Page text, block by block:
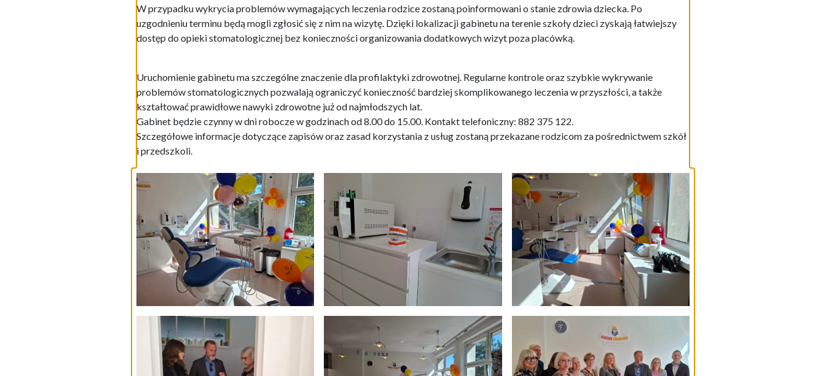
W przypadku wykrycia problemów wymagających leczenia rodzice zostaną poinformowani o stanie zdrowia dziecka. Po
uzgodnieniu terminu będą mogli zgłosić się z nim na wizytę. Dzięki lokalizacji gabinetu na terenie szkoły dzieci zyskają łatwiejszy
dostęp do opieki stomatologicznej bez konieczności organizowania dodatkowych wizyt poza placówką.
Uruchomienie gabinetu ma szczególne znaczenie dla profilaktyki zdrowotnej. Regularne kontrole oraz szybkie wykrywanie
problemów stomatologicznych pozwalają ograniczyć konieczność bardziej skomplikowanego leczenia w przyszłości, a także
kształtować prawidłowe nawyki zdrowotne już od najmłodszych lat.
Gabinet będzie czynny w dni robocze w godzinach od 8.00 do 15.00. Kontakt telefoniczny: 882 375 122.
Szczegółowe informacje dotyczące zapisów oraz zasad korzystania z usług zostaną przekazane rodzicom za pośrednictwem szkół
i przedszkoli.